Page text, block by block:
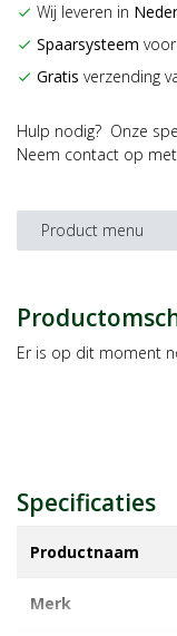
check Wij leveren in
check Spaarsysteem
check Gratis verzending
Hulp nodig? Onze
Neem contact op met
Product menu
Er is op dit moment
Specificaties
Productnaam
Merk